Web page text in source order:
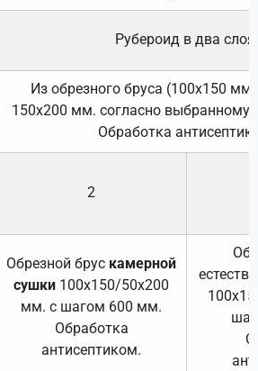
Рубероид в два слоя.
Из обрезного бруса (100х150
150х200 мм. согласно выбранному
Обработка
2
Обрезной брус камерной
сушки 100х150/50х200
мм. с шагом 600 мм.
Обработка
антисептиком.